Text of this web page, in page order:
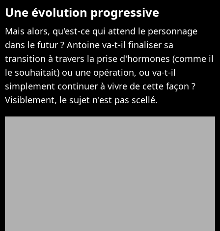
Une évolution progressive
Mais alors, qu'est-ce qui attend le personnage
dans le futur ? Antoine va-t-il finaliser sa
transition à travers la prise d'hormones (comme il
le souhaitait) ou une opération, ou va-t-il
simplement continuer à vivre de cette façon ?
Visiblement, le sujet n'est pas scellé.